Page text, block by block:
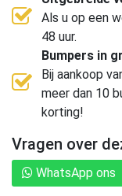
Als u op een
48 uur.
Bumpers in
Bij aankoop
meer dan 10
korting!
Vragen over
WhatsApp ons